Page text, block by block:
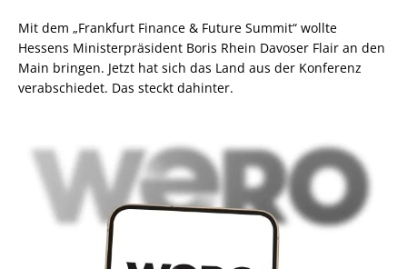
Mit dem „Frankfurt Finance & Future Summit“ wollte
Hessens Ministerpräsident Boris Rhein Davoser Flair an den
Main bringen. Jetzt hat sich das Land aus der Konferenz
verabschiedet. Das steckt dahinter.